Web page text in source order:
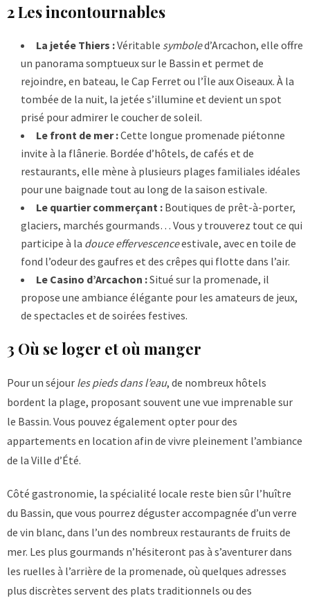
2 Les incontournables
La jetée Thiers :Véritable symboled’Arcachon, elle offre
un panorama somptueux sur le Bassin et permet de
rejoindre, en bateau, le Cap Ferret ou l’Île aux Oiseaux. À la
tombée de la nuit, la jetée s’illumine et devient un spot
prisé pour admirer le coucher de soleil.
Le front de mer :Cette longue promenade piétonne
invite à la flânerie. Bordée d’hôtels, de cafés et de
restaurants, elle mène à plusieurs plages familiales idéales
pour une baignade tout au long de la saison estivale.
Le quartier commerçant : Boutiques de prêt-à-porter,
glaciers, marchés gourmands… Vous y trouverez tout ce qui
participe à la douce effervescenceestivale, avec en toile de
fond l’odeur des gaufres et des crêpes qui flotte dans l’air.
Le Casino d’Arcachon :Situé sur la promenade, il
propose une ambiance élégante pour les amateurs de jeux,
de spectacles et de soirées festives.
3 Où se loger et où manger
Pour un séjour les pieds dans l’eau, de nombreux hôtels
bordent la plage, proposant souvent une vue imprenable sur
le Bassin. Vous pouvez également opter pour des
appartements en location afin de vivre pleinement l’ambiance
de la Ville d’Été.
Côté gastronomie, la spécialité locale reste bien sûr l’huître
du Bassin, que vous pourrez déguster accompagnée d’un verre
de vin blanc, dans l’un des nombreux restaurants de fruits de
mer. Les plus gourmands n’hésiteront pas à s’aventurer dans
les ruelles à l’arrière de la promenade, où quelques adresses
plus discrètes servent des plats traditionnels ou des